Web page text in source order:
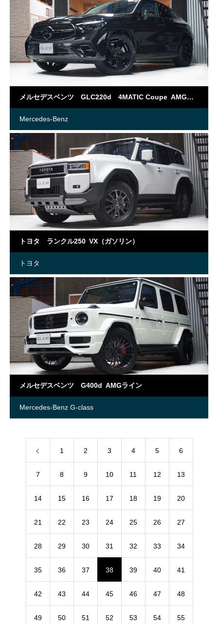
メルセデスベンツ GLC220d 4MATIC Coupe AMGラインパッケージ
Mercedes-Benz
トヨタ ランクル250 VX（ガソリン）
トヨタ
メルセデスベンツ G400d AMGライン
Mercedes-Benz G-class
1 2 3 4 5 6
7 8 9 10 11 12 13
14 15 16 17 18 19 20
21 22 23 24 25 26 27
28 29 30 31 32 33 34
35 36 37 38 39 40 41
42 43 44 45 46 47 48
49 50 51 52 53 54 55